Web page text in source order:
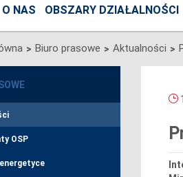
O NAS OBSZARY DZIAŁALNOŚCI
> Biuro prasowe > Aktualności >
OSP